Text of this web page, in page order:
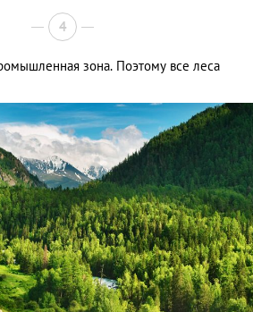
4
зона. Поэтому все леса